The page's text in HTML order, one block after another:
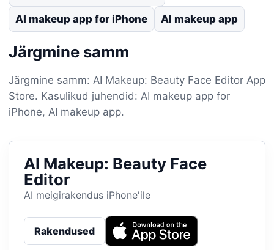
AI makeup app for iPhone AI makeup app
Järgmine samm
Järgmine samm: AI Makeup: Beauty Face Editor App
Store. Kasulikud juhendid: AI makeup app for
iPhone, AI makeup app.
AI Makeup: Beauty Face
Editor
AI meigirakendus iPhone'ile
Rakendused